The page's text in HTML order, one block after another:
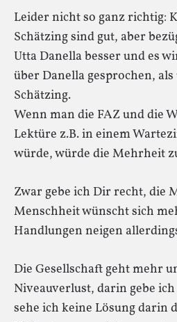
Leider nicht so ganz richtig:
Schätzing sind gut, aber
Utta Danella besser und es
über Danella gesprochen,
Schätzing.
Wenn man die FAZ und die
Lektüre z.B. in einem
würde, würde die Mehrheit
Zwar gebe ich Dir recht, die
Menschheit wünscht sich
Handlungen neigen
Die Gesellschaft geht mehr
Niveauverlust, darin gebe
sehe ich keine Lösung darin